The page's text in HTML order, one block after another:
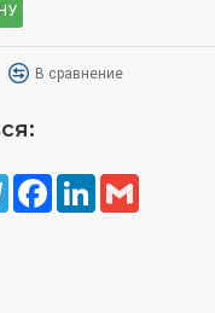
В сравнение
TelegramFacebook
LinkedIn